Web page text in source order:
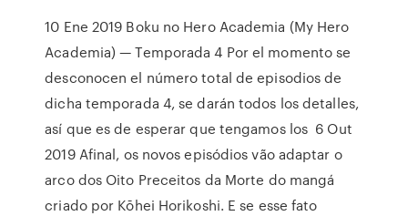
10 Ene 2019 Boku no Hero Academia (My Hero
Academia) — Temporada 4 Por el momento se
desconocen el número total de episodios de
dicha temporada 4, se darán todos los detalles,
así que es de esperar que tengamos los 6 Out
2019 Afinal, os novos episódios vão adaptar o
arco dos Oito Preceitos da Morte do mangá
criado por Kōhei Horikoshi. E se esse fato